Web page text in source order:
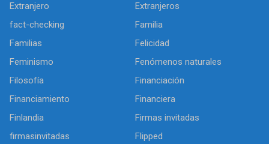
Extranjero
Extranjeros
fact-checking
Familia
Familias
Felicidad
Feminismo
Fenómenos naturales
Filosofía
Financiación
Financiamiento
Financiera
Finlandia
Firmas invitadas
firmasinvitadas
Flipped